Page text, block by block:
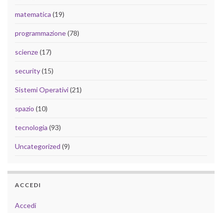
matematica (19)
programmazione(78)
scienze(17)
security(15)
Sistemi Operativi(21)
spazio (10)
tecnologia (93)
Uncategorized (9)
ACCEDI
Accedi